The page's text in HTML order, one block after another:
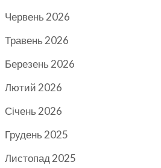
Червень 2026
Травень 2026
Березень 2026
Лютий 2026
Січень 2026
Грудень 2025
Листопад 2025